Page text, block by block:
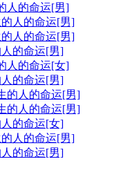
人的命运[男]
的人的命运[男]
的人的命运[男]
人的命运[男]
人的命运[女]
人的命运[男]
的人的命运[男]
的人的命运[男]
人的命运[女]
的人的命运[男]
人的命运[男]